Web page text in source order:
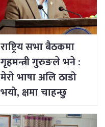
राष्ट्रिय सभा बैठकमा
गृहमन्त्री गुरुङले भने :
मेरो भाषा अलि ठाडो
भयो, क्षमा चाहन्छु